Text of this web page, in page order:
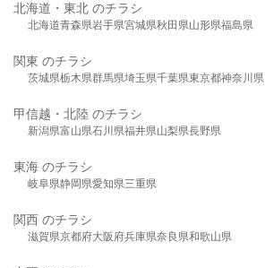
北海道・東北 のチラシ
北海道青森県岩手県宮城県秋田県山形県福島県
関東 のチラシ
茨城県栃木県群馬県埼玉県千葉県東京都神奈川県
甲信越・北陸 のチラシ
新潟県富山県石川県福井県山梨県長野県
東海 のチラシ
岐阜県静岡県愛知県三重県
関西 のチラシ
滋賀県京都府大阪府兵庫県奈良県和歌山県